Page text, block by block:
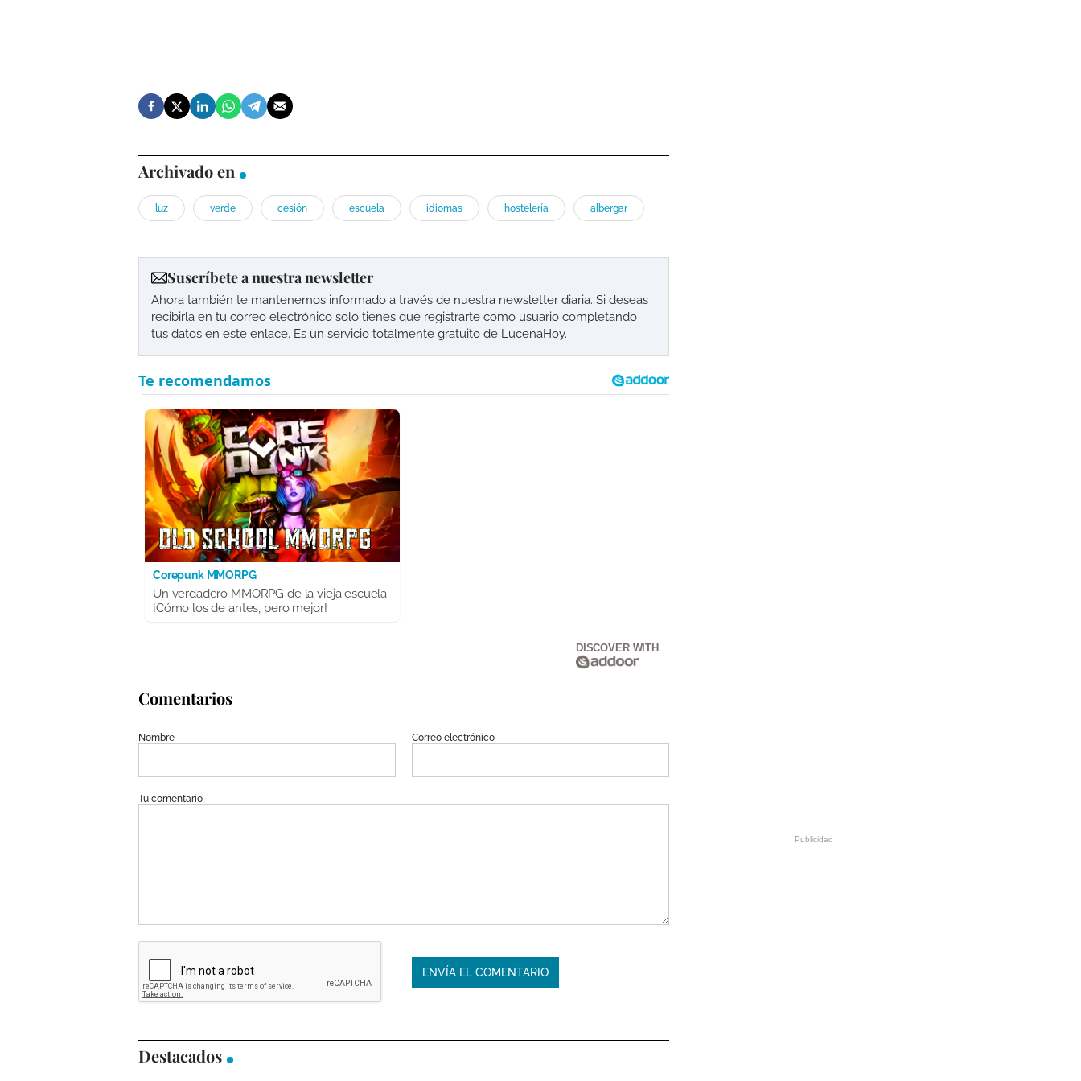
Archivado en
luz verde cesión escuela idiomas hostelería albergar
Suscríbete a nuestra newsletter
Ahora también te mantenemos informado a través de nuestra newsletter diaria. Si deseas
recibirla en tu correo electrónico solo tienes que registrarte como usuario completando
tus datos en este enlace. Es un servicio totalmente gratuito de LucenaHoy.
Corepunk MMORPG
Un verdadero MMORPG de la vieja escuela
¡Cómo los de antes, pero mejor!
DISCOVER WITH
Comentarios
Nombre Correo electrónico
Tu comentario
Destacados